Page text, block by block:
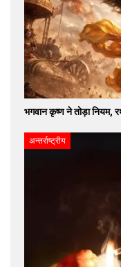
भगवान कृष्ण ने तोड़ा नियम,
अन्तर्राष्ट्रीय